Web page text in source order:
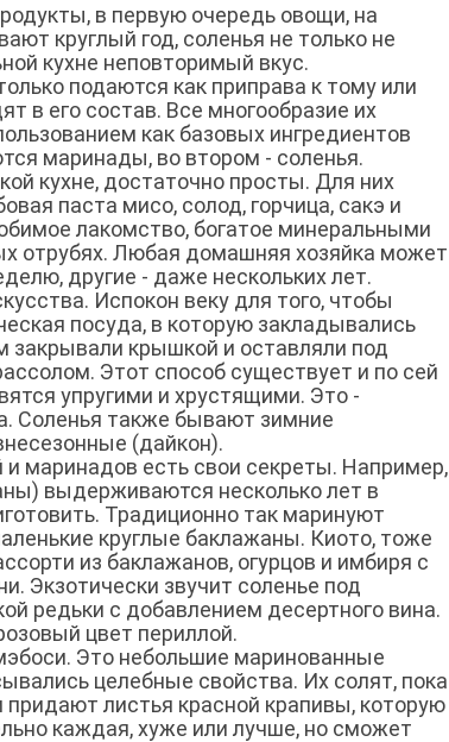
в первую очередь овощи, на
круглый год, соленья не только не
кухне неповторимый вкус.
подаются как приправа к тому или
в его состав. Все многообразие их
как базовых ингредиентов
маринады, во втором - соленья.
кухне, достаточно просты. Для них
паста мисо, солод, горчица, сакэ и
лакомство, богатое минеральными
отрубях. Любая домашняя хозяйка может
другие - даже нескольких лет.
Испокон веку для того, чтобы
посуда, в которую закладывались
закрывали крышкой и оставляли под
Этот способ существует и по сей
упругими и хрустящими. Это -
Соленья также бывают зимние
(дайкон).
и маринадов есть свои секреты. Например,
выдерживаются несколько лет в
Традиционно так маринуют
круглые баклажаны. Киото, тоже
из баклажанов, огурцов и имбиря с
Экзотически звучит соленье под
редьки с добавлением десертного вина.
цвет периллой.
Это небольшие маринованные
целебные свойства. Их солят, пока
листья красной крапивы, которую
каждая, хуже или лучше, но сможет